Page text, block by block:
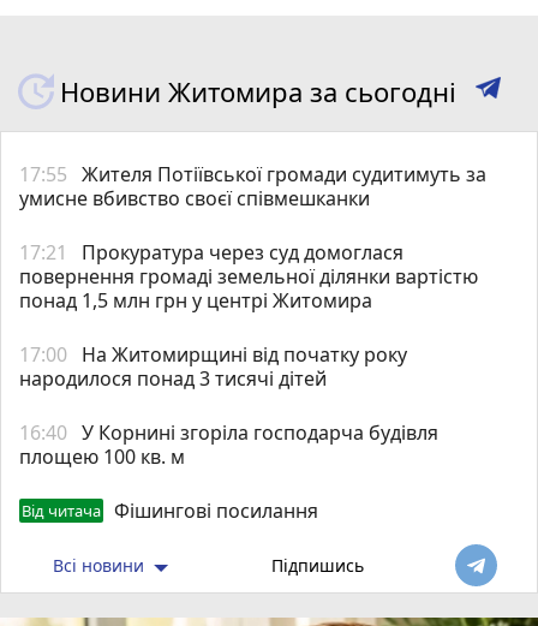
Новини Житомира за сьогодні
17:55 Жителя Потіївської громади судитимуть за
умисне вбивство своєї співмешканки
17:21
Прокуратура через суд домоглася
повернення громаді земельної ділянки вартістю
понад 1,5 млн грн у центрі Житомира
17:00 На Житомирщині від початку року
народилося понад 3 тисячі дітей
16:40 У Корнині згоріла господарча будівля
площею 100 кв. м
Від читача Фішингові посилання
Всі новини Підпишись